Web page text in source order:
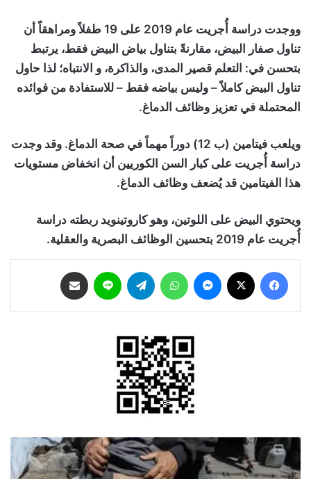
ووجدت دراسة أُجريت عام 2019 على 19 طفلاً ومراهقاً أن
تناول صفار البيض، مقارنةً بتناول بياض البيض فقط، يرتبط
بتحسن في: التعلم قصير المدى، والذاكرة، و الانتباه؛ لذا حاول
تناول البيض كاملاً – وليس بياضه فقط – للاستفادة من فوائده
المحتملة في تعزيز وظائف الدماغ.
ويلعب فيتامين (ب 12) دوراً مهماً في صحة الدماغ. وقد وجدت
دراسة أُجريت على كبار السن الكوريين أن انخفاض مستويات
هذا الفيتامين قد يُضعف وظائف الدماغ.
ويحتوي البيض على اللوتين، وهو كاروتينويد ربطته دراسة
أُجريت عام 2019 بتحسين الوظائف البصرية والعقلية.
فيسبوك ماسنجر واتساب تيلقرام لاين
"أونروا"
تُحذر:
الجرذان